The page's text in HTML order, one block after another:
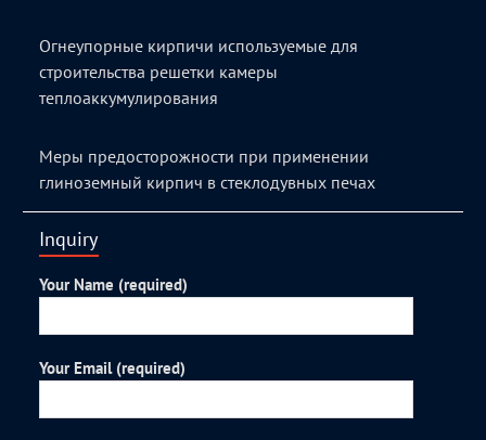
Огнеупорные кирпичи используемые для
строительства решетки камеры
теплоаккумулирования
Меры предосторожности при применении
глиноземный кирпич в стеклодувных печах
Inquiry
Your Name (required)
Your Email (required)